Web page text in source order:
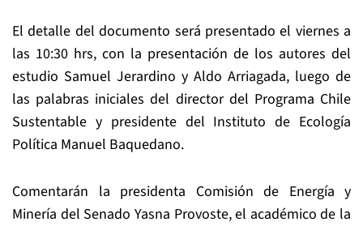
El detalle del documento será presentado el viernes a
las 10:30 hrs, con la presentación de los autores del
estudio Samuel Jerardino y Aldo Arriagada, luego de
las palabras iniciales del director del Programa Chile
Sustentable y presidente del Instituto de Ecología
Política Manuel Baquedano.
Comentarán la presidenta Comisión de Energía y
Minería del Senado Yasna Provoste, el académico de la